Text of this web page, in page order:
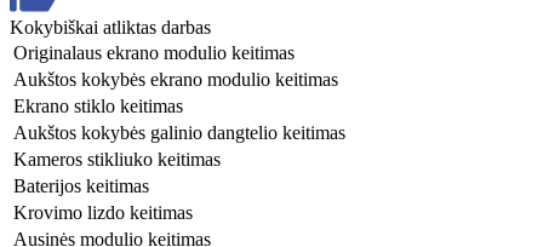
Kokybiškai atliktas darbas
Originalaus ekrano modulio keitimas
Aukštos kokybės ekrano modulio keitimas
Ekrano stiklo keitimas
Aukštos kokybės galinio dangtelio keitimas
Kameros stikliuko keitimas
Baterijos keitimas
Krovimo lizdo keitimas
Ausinės modulio keitimas